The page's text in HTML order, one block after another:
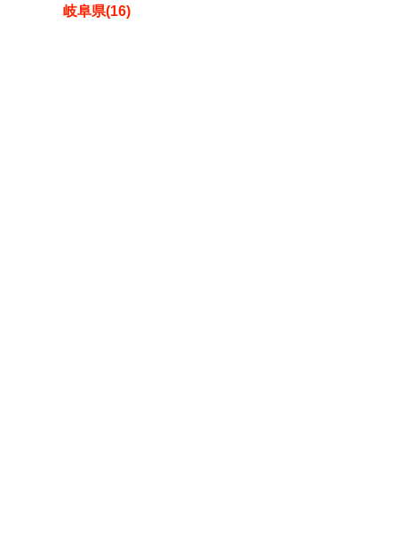
岐阜県(16)